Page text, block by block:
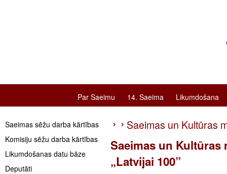
Par Saeimu 14. Saeima Likumdošana
Saeimas sēžu darba kārtības
Komisiju sēžu darba kārtības
Likumdošanas datu bāze
Deputāti
Saeimas un Kultūras
Saeimas un
„Latvijai 100”